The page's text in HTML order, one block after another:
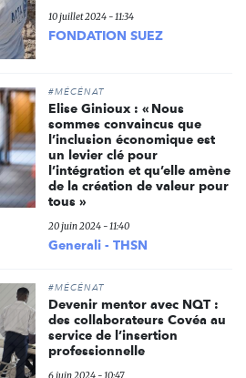
10 juillet 2024 - 11:34
FONDATION SUEZ
#MÉCÉNAT
Elise Ginioux : « Nous
sommes convaincus que
l’inclusion économique est
un levier clé pour
l’intégration et qu’elle amène
de la création de valeur pour
tous »
20 juin 2024 - 11:40
Generali - THSN
#MÉCÉNAT
Devenir mentor avec NQT :
des collaborateurs Covéa au
service de l’insertion
professionnelle
6 juin 2024 - 10:47